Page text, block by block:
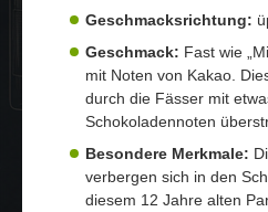
Geschmacksrichtung:
Geschmack: Fast wie
mit Noten von Kakao.
durch die Fässer mit
Schokoladennoten
Besondere Merkmale:
verbergen sich in den
diesem 12 Jahre alten